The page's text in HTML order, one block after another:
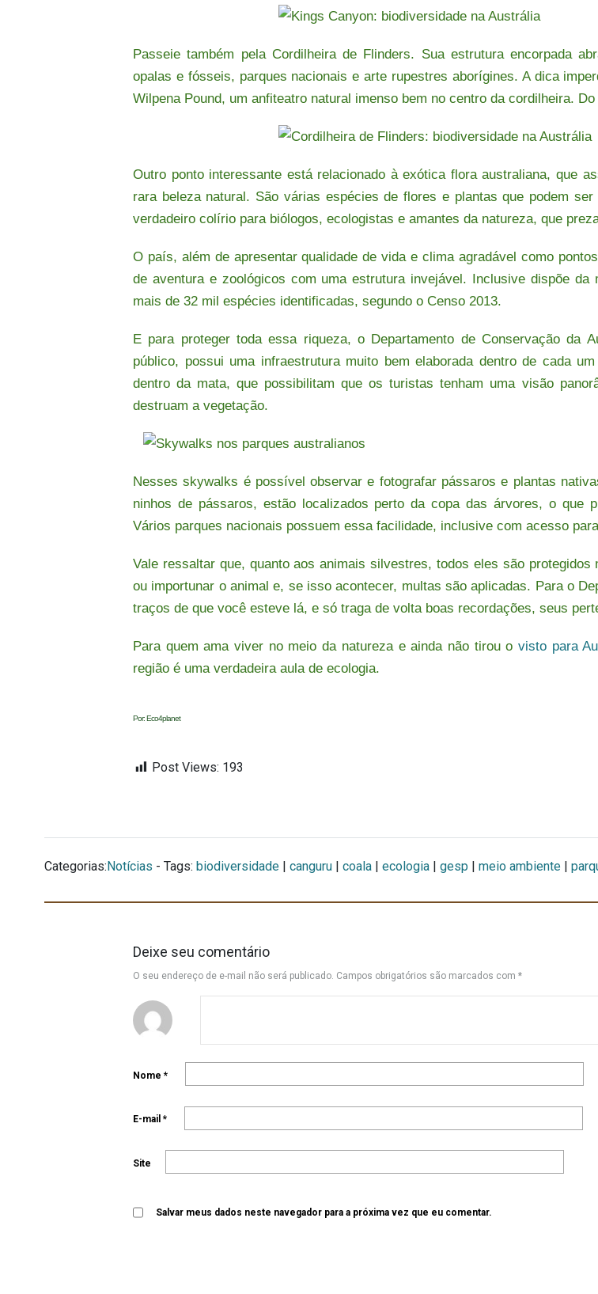
Passeie também pela Cordilheira de Flinders. Sua estrutura encorpada
opalas e fósseis, parques nacionais e arte rupestres aborígines. A dica
Wilpena Pound, um anfiteatro natural imenso bem no centro da cordilheira.
Outro ponto interessante está relacionado à exótica flora australiana, que
rara beleza natural. São várias espécies de flores e plantas que podem
verdadeiro colírio para biólogos, ecologistas e amantes da natureza, que
O país, além de apresentar qualidade de vida e clima agradável como
de aventura e zoológicos com uma estrutura invejável. Inclusive dispõe da
mais de 32 mil espécies identificadas, segundo o Censo 2013.
E para proteger toda essa riqueza, o Departamento de Conservação da
público, possui uma infraestrutura muito bem elaborada dentro de cada
dentro da mata, que possibilitam que os turistas tenham uma visão
destruam a vegetação.
Nesses skywalks é possível observar e fotografar pássaros e plantas
ninhos de pássaros, estão localizados perto da copa das árvores, o que
Vários parques nacionais possuem essa facilidade, inclusive com acesso
Vale ressaltar que, quanto aos animais silvestres, todos eles são
ou importunar o animal e, se isso acontecer, multas são aplicadas. Para o
traços de que você esteve lá, e só traga de volta boas recordações, seus
Para quem ama viver no meio da natureza e ainda não tirou o visto para
região é uma verdadeira aula de ecologia.
Por: Eco4planet
Post Views: 193
Categorias: Notícias - Tags: biodiversidade canguru coala ecologia gesp meio ambiente
Deixe seu comentário
O seu endereço de e-mail não será publicado. Campos obrigatórios são marcados com *
Nome *
E-mail *
Site
Salvar meus dados neste navegador para a próxima vez que eu comentar.